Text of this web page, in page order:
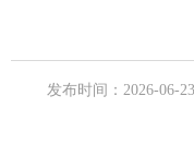
发布时间：2026-06-